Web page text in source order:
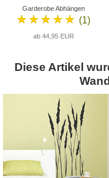
Garderobe Abhängen
★★★★★ (1)
ab 44,95 EUR
Diese Artikel